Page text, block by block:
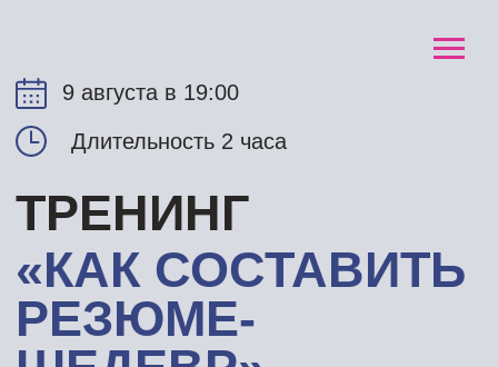
«КАК СОСТАВИТЬ
РЕЗЮМЕ-
ШЕДЕВР»
ТРЕНИНГ
Узнайте, как составить резюме-шедевр и
получить поток приглашений от
работодателей
Длительность 2 часа